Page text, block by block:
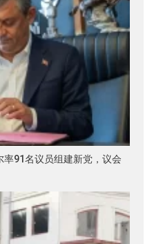
91名议员组建新党，议会